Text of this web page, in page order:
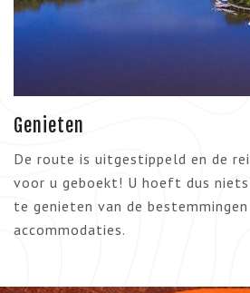
Genieten
De route is uitgestippeld en de
voor u geboekt! U hoeft dus
te genieten van de
accommodaties.